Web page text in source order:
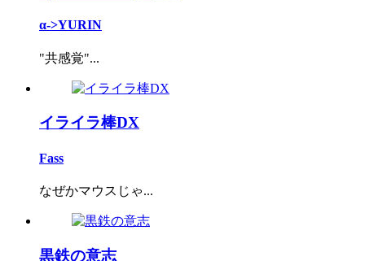
α->YURIN
"共感覚"...
イライラ棒DX
Fass
なぜかマウスじゃ...
黒鉄の意志